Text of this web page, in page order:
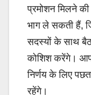
प्रमोशन मिलने
भाग ले सकती हैं,
सदस्यों के साथ
कोशिश करेंगे।
निर्णय के लिए
रहेंगे।